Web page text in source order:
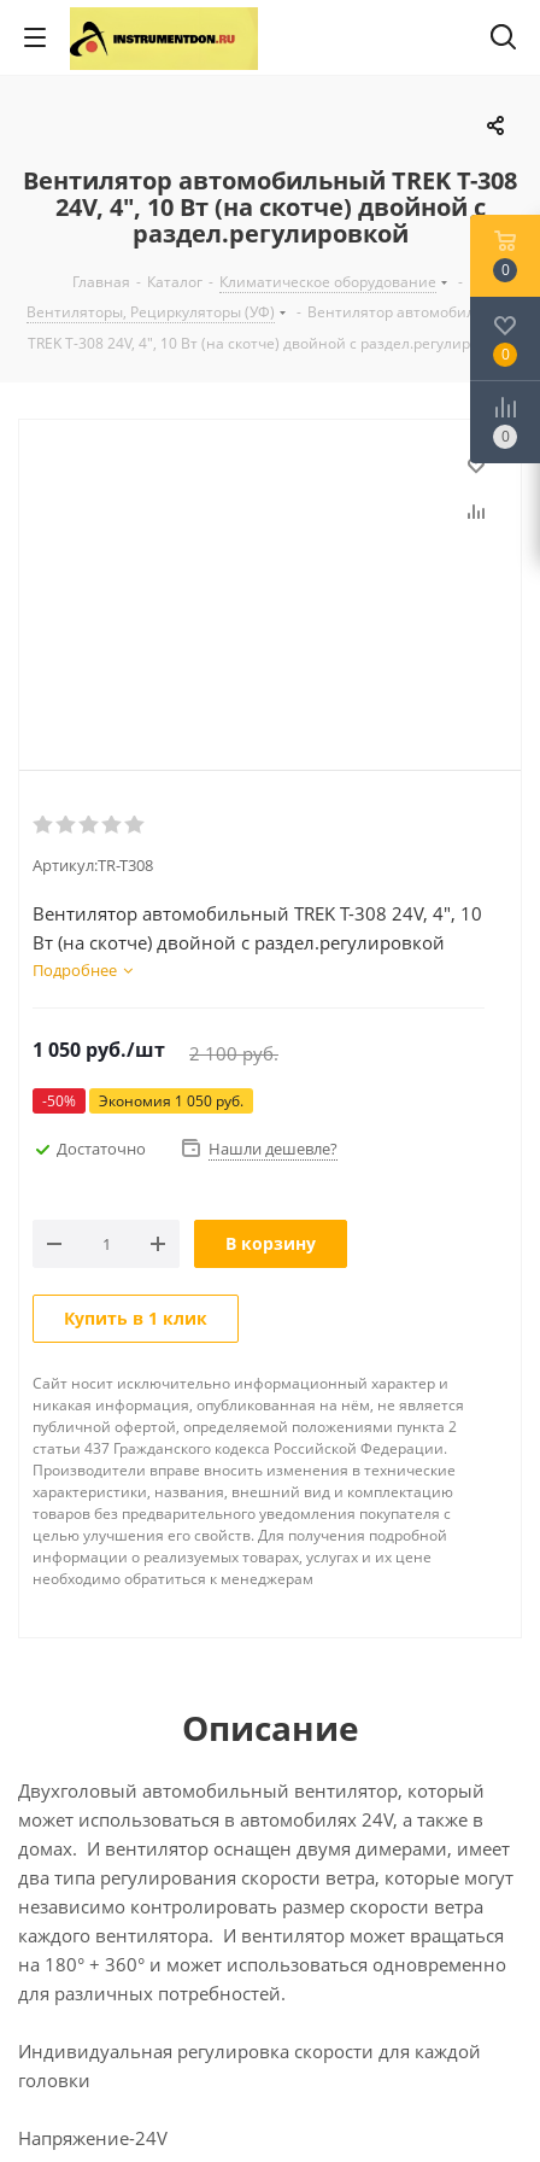
Вентилятор автомобильный TREK Т-308
24V, 4", 10 Вт (на скотче) двойной с
раздел.регулировкой
Главная - Каталог - Климатическое оборудование
-
Вентиляторы, Рециркуляторы (УФ)
- Вентилятор автомобильный
TREK Т-308 24V, 4", 10 Вт (на скотче) двойной с раздел.регулировкой
Артикул:TR-T308
Вентилятор автомобильный TREK Т-308 24V, 4", 10
Вт (на скотче) двойной с раздел.регулировкой
Подробнее
1 050 руб./шт 2 100руб.
-50% Экономия 1 050 руб.
Достаточно Нашли дешевле?
В корзину
Купить в 1 клик
Сайт носит исключительно информационный характер и
никакая информация, опубликованная на нём, не является
публичной офертой, определяемой положениями пункта 2
статьи 437 Гражданского кодекса Российской Федерации.
Производители вправе вносить изменения в технические
характеристики, названия, внешний вид и комплектацию
товаров без предварительного уведомления покупателя с
целью улучшения его свойств. Для получения подробной
информации о реализуемых товарах, услугах и их цене
необходимо обратиться к менеджерам
Описание
Двухголовый автомобильный вентилятор, который
может использоваться в автомобилях 24V, а также в
домах. И вентилятор оснащен двумя димерами, имеет
два типа регулирования скорости ветра, которые могут
независимо контролировать размер скорости ветра
каждого вентилятора. И вентилятор может вращаться
на 180° + 360° и может использоваться одновременно
для различных потребностей.
Индивидуальная регулировка скорости для каждой
головки
Напряжение-24V
0
0
0